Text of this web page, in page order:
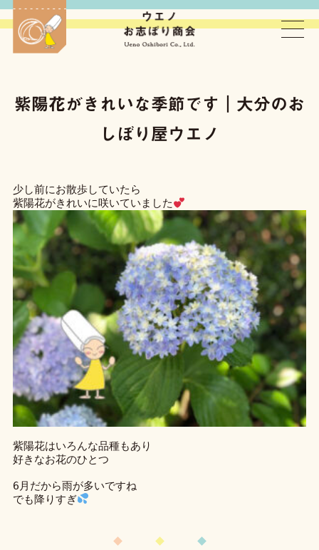
ウエノお志ぼり商会
紫陽花がきれいな季節です｜大分のお
しぼり屋ウエノ
少し前にお散歩していたら
紫陽花がきれいに咲いていました
紫陽花はいろんな品種もあり
好きなお花のひとつ
6月だから雨が多いですね
でも降りすぎ